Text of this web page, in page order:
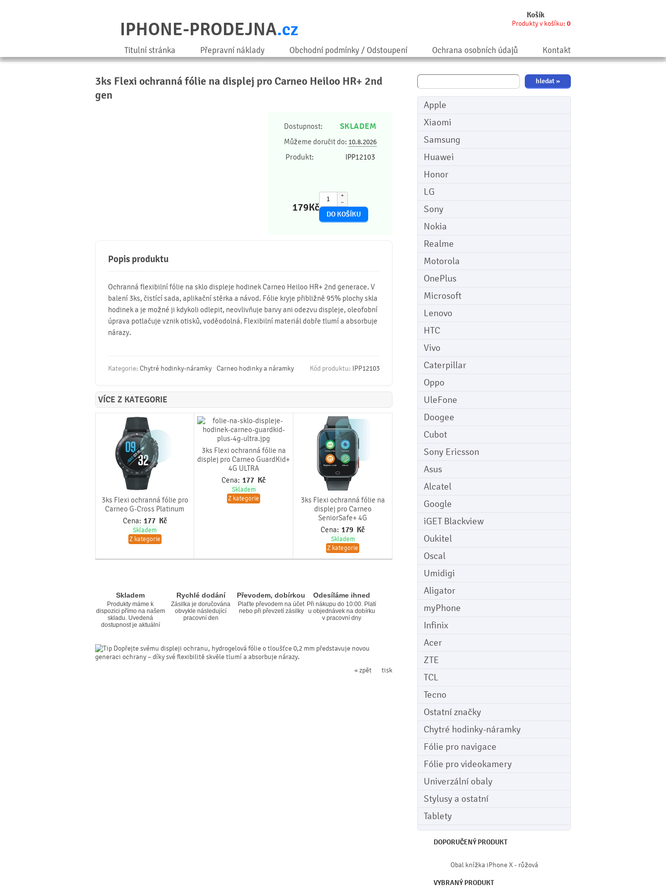
Košík
Produkty v košíku: 0
IPHONE-PRODEJNA.cz
Titulní stránka Přepravní náklady Obchodní podmínky / Odstoupení Ochrana osobních údajů Kontakt
Apple
Xiaomi
Samsung
Huawei
Honor
LG
Sony
Nokia
Realme
Motorola
OnePlus
Microsoft
Lenovo
HTC
Vivo
Caterpillar
Oppo
UleFone
Doogee
Cubot
Sony Ericsson
Asus
Alcatel
Google
iGET Blackview
Oukitel
Oscal
Umidigi
Aligator
myPhone
Infinix
Acer
ZTE
TCL
Tecno
Ostatní značky
Chytré hodinky-náramky
Fólie pro navigace
Fólie pro videokamery
Univerzální obaly
Stylusy a ostatní
Tablety
DOPORUČENÝ PRODUKT
Obal knížka iPhone X - růžová
VYBRANÝ PRODUKT
3ks Flexi ochranná fólie na displej pro Carneo Heiloo HR+ 2nd
gen
Dostupnost: SKLADEM
Můžeme doručit do: 10.8.2026
Produkt: IPP12103
179Kč
+
−
Popis produktu
Ochranná flexibilní fólie na sklo displeje hodinek Carneo Heiloo HR+ 2nd generace. V
balení 3ks, čistící sada, aplikační stěrka a návod. Fólie kryje přibližně 95% plochy skla
hodinek a je možné ji kdykoli odlepit, neovlivňuje barvy ani odezvu displeje, oleofobní
úprava potlačuje vznik otisků, voděodolná. Flexibilní materiál dobře tlumí a absorbuje
nárazy.
Kategorie: Chytré hodinky-náramky Carneo hodinky a náramky Kód produktu: IPP12103
VÍCE Z KATEGORIE
3ks Flexi ochranná fólie pro
Carneo G-Cross Platinum
Cena: 177 Kč
Skladem
Z kategorie
3ks Flexi ochranná fólie na
displej pro Carneo GuardKid+
4G ULTRA
Cena: 177 Kč
Skladem
Z kategorie
3ks Flexi ochranná fólie na
displej pro Carneo
SeniorSafe+ 4G
Cena: 179 Kč
Skladem
Z kategorie
Skladem
Produkty máme k
dispozici přímo na našem
skladu. Uvedená
dostupnost je aktuální
Rychlé dodání
Zásilka je doručována
obvykle následující
pracovní den
Převodem, dobírkou
Plaťte převodem na účet
nebo při převzetí zásilky
Odesíláme ihned
Při nákupu do 10:00. Platí
u objednávek na dobírku
v pracovní dny
Dopřejte svému displeji ochranu, hydrogelová fólie o tloušťce 0,2 mm představuje novou
generaci ochrany – díky své flexibilitě skvěle tlumí a absorbuje nárazy.
tisk
« zpět